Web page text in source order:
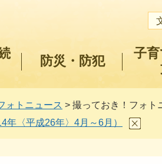
防災・防犯
子
ォトニュース > 撮っておき！フォト
年〈平成26年〉4月～6月）